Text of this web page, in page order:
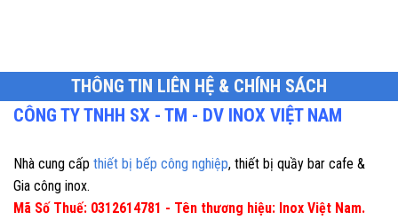
THÔNG TIN LIÊN HỆ & CHÍNH SÁCH
CÔNG TY TNHH SX - TM - DV INOX VIỆT NAM
Nhà cung cấp thiết bị bếp công nghiệp, thiết bị quầy bar cafe &
Gia công inox.
Mã Số Thuế: 0312614781 - Tên thương hiệu: Inox Việt Nam.